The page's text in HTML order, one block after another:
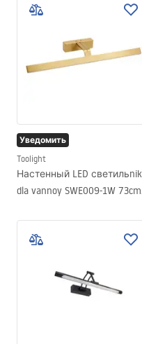
Уведомить
Toolight
Настенный LED светильnik
dla vannoy SWE009-1W 73cm